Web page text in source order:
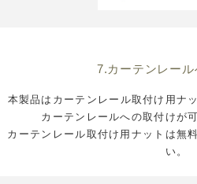
7.カーテンレー
本製品はカーテンレール取付け用ナ
カーテンレールへの取付けが
カーテンレール取付け用ナットは無
い。